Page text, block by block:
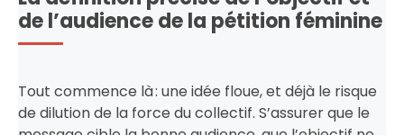
de l’audience de la pétition féminine
Tout commence là : une idée floue, et déjà le risque
de dilution de la force du collectif. S’assurer que le